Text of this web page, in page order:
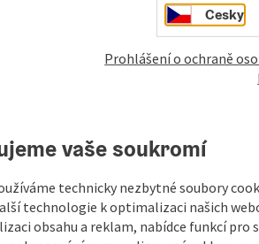
Cesky
Prohlášení o ochraně
vaše soukromí
technicky nezbytné soubory
technologie k optimalizaci našich
obsahu a reklam, nabídce funkcí pro